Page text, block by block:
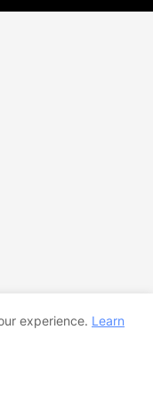
experience. Learn